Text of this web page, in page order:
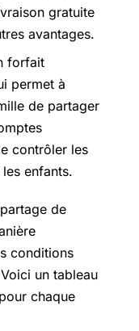
gratuite
avantages.
forfait
permet à
de partager
contrôler les
enfants.
de
conditions
un tableau
chaque